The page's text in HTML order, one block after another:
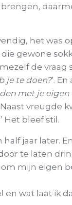
het was
die gewone
de vraag
je te doen?’.
met je
vreugde
Het bleef stil.
half jaar later.
te laten
mijn eigen
en wat laat ik